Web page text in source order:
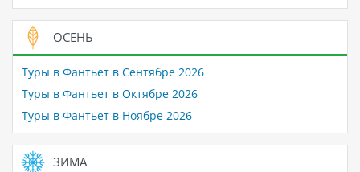
ОСЕНЬ
Туры в Фантьет в Сентябре 2026
Туры в Фантьет в Октябре 2026
Туры в Фантьет в Ноябре 2026
ЗИМА